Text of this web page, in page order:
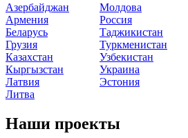
Азербайджан
Армения
Беларусь
Грузия
Казахстан
Кыргызстан
Латвия
Литва
Молдова
Россия
Таджикистан
Туркменистан
Узбекистан
Украина
Эстония
Наши проекты